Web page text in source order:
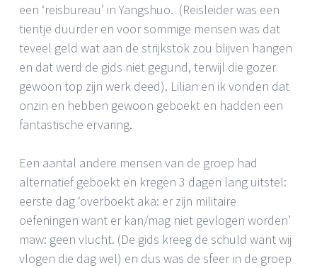
een ‘reisbureau’ in Yangshuo. (Reisleider was een
tientje duurder en voor sommige mensen was dat
teveel geld wat aan de strijkstok zou blijven hangen
en dat werd de gids niet gegund, terwijl die gozer
gewoon top zijn werk deed). Lilian en ik vonden dat
onzin en hebben gewoon geboekt en hadden een
fantastische ervaring.
Een aantal andere mensen van de groep had
alternatief geboekt en kregen 3 dagen lang uitstel:
eerste dag ‘overboekt aka: er zijn militaire
oefeningen want er kan/mag niet gevlogen worden’
maw: geen vlucht. (De gids kreeg de schuld want wij
vlogen die dag wel) en dus was de sfeer in de groep